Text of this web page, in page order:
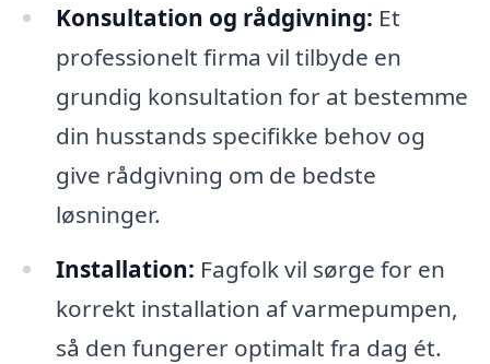
Konsultation og rådgivning: Et
professionelt firma vil tilbyde en
grundig konsultation for at bestemme
din husstands specifikke behov og
give rådgivning om de bedste
løsninger.
Installation: Fagfolk vil sørge for en
korrekt installation af varmepumpen,
så den fungerer optimalt fra dag ét.